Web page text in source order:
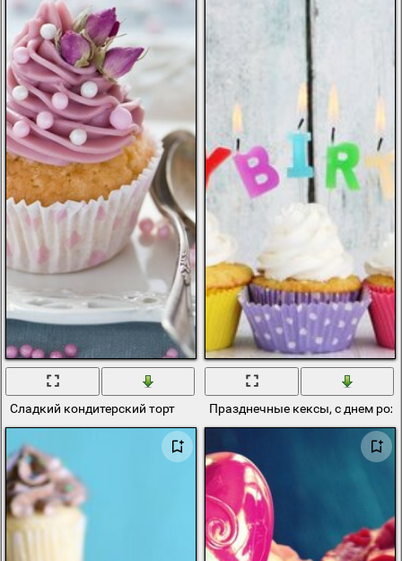
Сладкий кондитерский торт Празднечные кексы, с днем